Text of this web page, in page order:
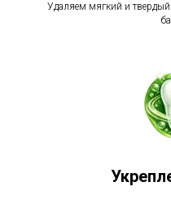
Удаляем мягкий и